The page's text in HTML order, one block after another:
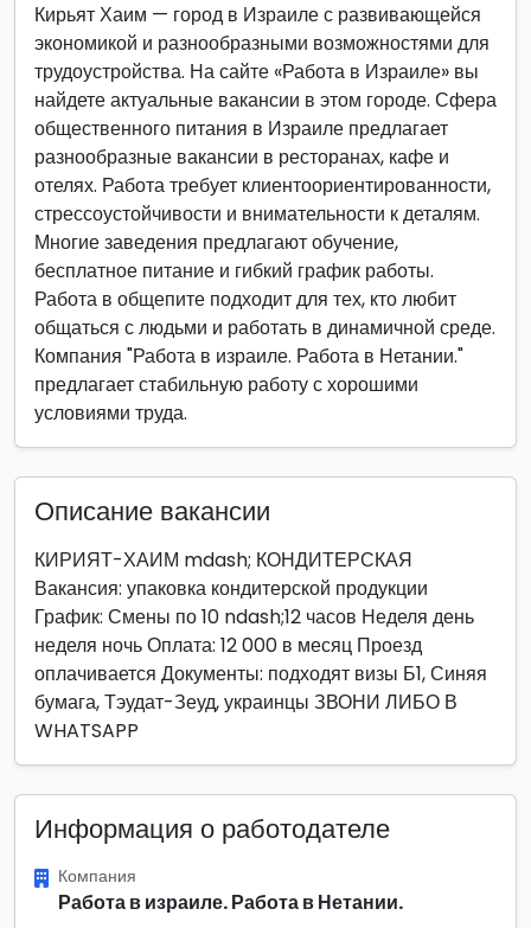
Кирьят Хаим — город в Израиле с развивающейся
экономикой и разнообразными возможностями для
трудоустройства. На сайте «Работа в Израиле» вы
найдете актуальные вакансии в этом городе. Сфера
общественного питания в Израиле предлагает
разнообразные вакансии в ресторанах, кафе и
отелях. Работа требует клиентоориентированности,
стрессоустойчивости и внимательности к деталям.
Многие заведения предлагают обучение,
бесплатное питание и гибкий график работы.
Работа в общепите подходит для тех, кто любит
общаться с людьми и работать в динамичной среде.
Компания "Работа в израиле. Работа в Нетании."
предлагает стабильную работу с хорошими
условиями труда.
Описание вакансии
КИРИЯТ-ХАИМ mdash; КОНДИТЕРСКАЯ
Вакансия: упаковка кондитерской продукции
График: Смены по 10 ndash;12 часов Неделя день
неделя ночь Оплата: 12 000 в месяц Проезд
оплачивается Документы: подходят визы Б1, Синяя
бумага, Тэудат-Зеуд, украинцы ЗВОНИ ЛИБО В
WHATSAPP
Информация о работодателе
Компания
Работа в израиле. Работа в Нетании.